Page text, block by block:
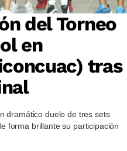
del Torneo
en
tras
dramático duelo de tres sets
forma brillante su participación